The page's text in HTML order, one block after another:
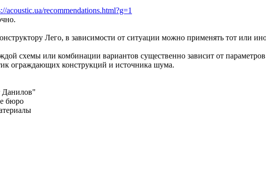
acoustic.ua/recommendations.html?g=1
Лего, в зависимости от ситуации можно применять тот или
схемы или комбинации вариантов существенно зависит от
ограждающих конструкций и источника шума.
Данилов"
бюро